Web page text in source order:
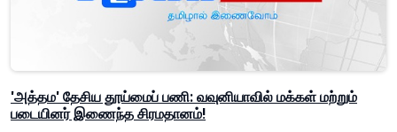
'அத்தம' தேசிய தூய்மைப் பணி: வவுனியாவில் மக்கள் மற்றும்
படையினர் இணைந்த சிரமதானம்!